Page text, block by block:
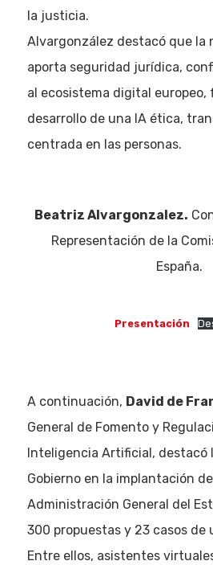
la justicia.
Alvargonzález destacó que la
aporta seguridad jurídica,
al ecosistema digital europeo,
desarrollo de una IA ética,
centrada en las personas.
Beatriz Alvargonzalez.
Representación de la
España.
Presentación
A continuación, David de
General de Fomento y
Inteligencia Artificial, destacó
Gobierno en la implantación
Administración General del
300 propuestas y 23 casos de
Entre ellos, asistentes